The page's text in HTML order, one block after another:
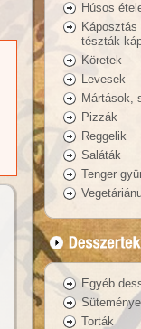
Húsos
tészták
Köretek
Levesek
Mártások,
Pizzák
Reggelik
Saláták
Tenger
Egyéb
Torták